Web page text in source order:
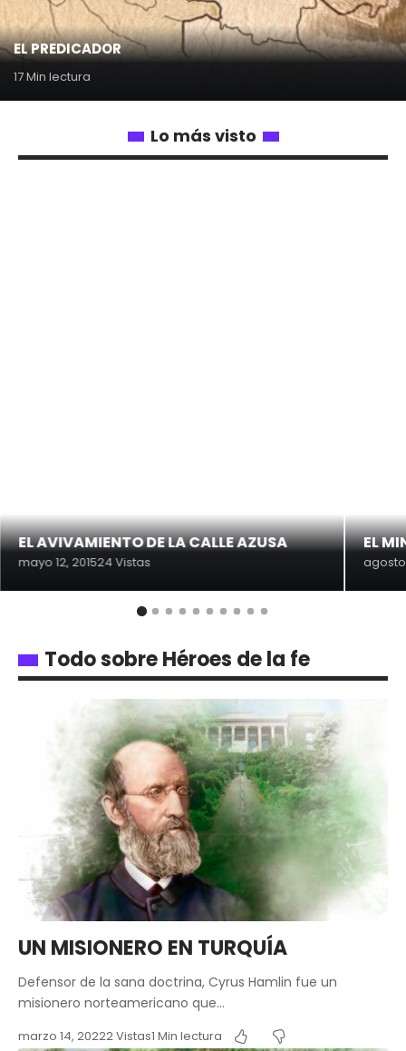
EL PREDICADOR
17 Min lectura
Lo más visto
EL AVIVAMIENTO DE LA CALLE AZUSA
mayo 12, 201524 Vistas
EL
agosto
Todo sobre Héroes de la fe
UN MISIONERO EN TURQUÍA
Defensor de la sana doctrina, Cyrus Hamlin fue un
misionero norteamericano que…
marzo 14, 20222 Vistas1 Min lectura